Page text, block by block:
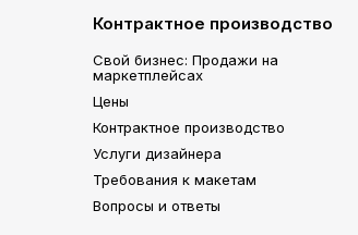
Контрактное производство
Свой бизнес: Продажи на
маркетплейсах
Цены
Контрактное производство
Услуги дизайнера
Требования к макетам
Вопросы и ответы